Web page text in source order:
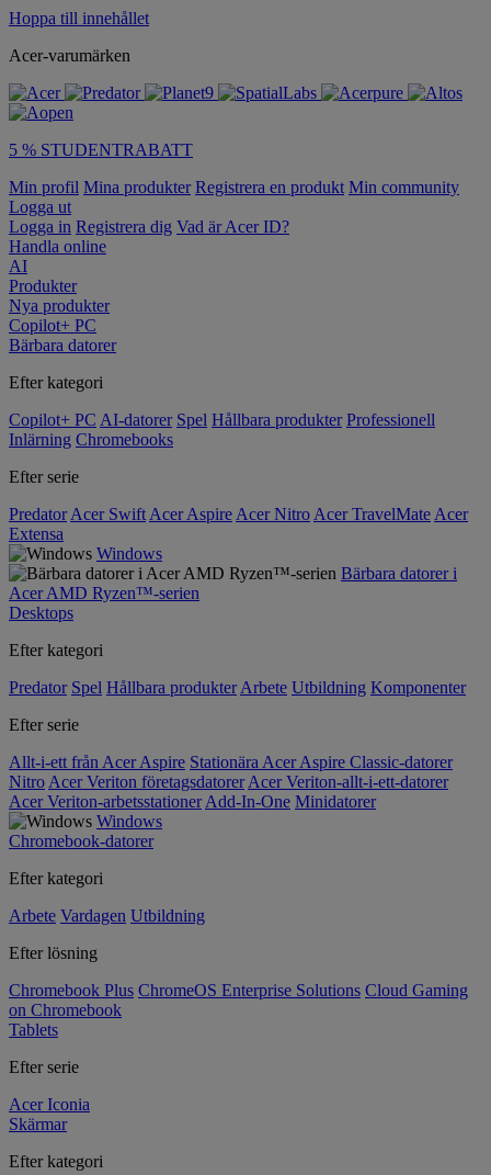
Hoppa till innehållet
Acer-varumärken
5 % STUDENTRABATT
Min profil Mina produkter Registrera en produkt Min community
Logga ut
Logga in Registrera dig Vad är Acer ID?
Handla online
AI
Produkter
Nya produkter
Copilot+ PC
Bärbara datorer
Efter kategori
Copilot+ PC AI-datorer Spel Hållbara produkter Professionell
Inlärning Chromebooks
Efter serie
Predator Acer Swift Acer Aspire Acer Nitro Acer TravelMate Acer
Extensa
Windows
Bärbara datorer i
Acer AMD Ryzen™-serien
Desktops
Efter kategori
Predator Spel Hållbara produkter Arbete Utbildning Komponenter
Efter serie
Allt-i-ett från Acer Aspire Stationära Acer Aspire Classic-datorer
Nitro Acer Veriton företagsdatorer Acer Veriton-allt-i-ett-datorer
Acer Veriton-arbetsstationer Add-In-One Minidatorer
Windows
Chromebook-datorer
Efter kategori
Arbete Vardagen Utbildning
Efter lösning
Chromebook Plus ChromeOS Enterprise Solutions Cloud Gaming
on Chromebook
Tablets
Efter serie
Acer Iconia
Skärmar
Efter kategori